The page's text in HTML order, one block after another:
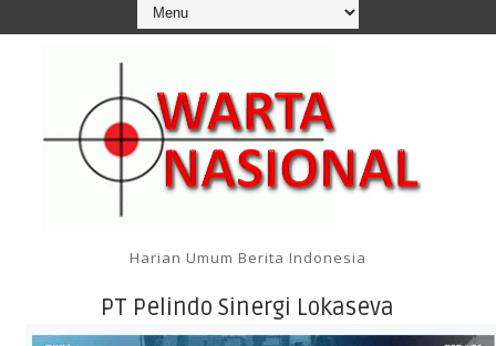
Harian Umum Berita Indonesia
PT Pelindo Sinergi Lokaseva